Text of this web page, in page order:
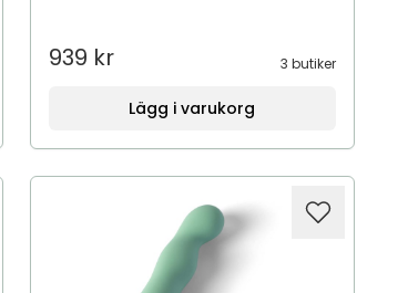
939 kr 3 butiker
Lägg i varukorg